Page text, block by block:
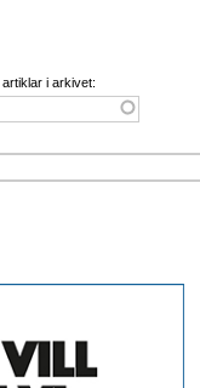
i arkivet: